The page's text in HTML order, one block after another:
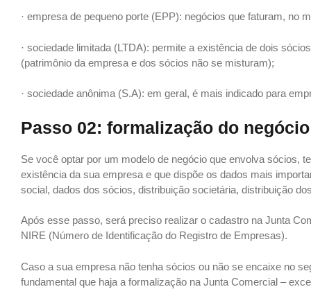
· empresa de pequeno porte (EPP): negócios que faturam, no
· sociedade limitada (LTDA): permite a existência de dois
(patrimônio da empresa e dos sócios não se misturam);
· sociedade anônima (S.A): em geral, é mais indicado para
Passo 02: formalização do negócio
Se você optar por um modelo de negócio que envolva sócios,
existência da sua empresa e que dispõe os dados mais
social, dados dos sócios, distribuição societária, distribuição
Após esse passo, será preciso realizar o cadastro na Junta
NIRE (Número de Identificação do Registro de Empresas).
Caso a sua empresa não tenha sócios ou não se encaixe no
fundamental que haja a formalização na Junta Comercial –